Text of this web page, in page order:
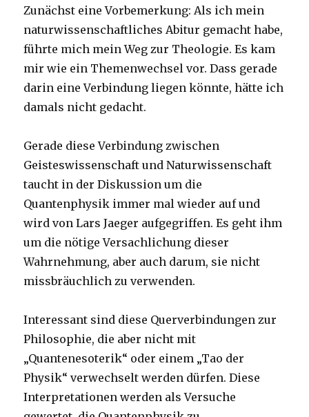
Zunächst eine Vorbemerkung: Als ich mein
naturwissenschaftliches Abitur gemacht habe,
führte mich mein Weg zur Theologie. Es kam
mir wie ein Themenwechsel vor. Dass gerade
darin eine Verbindung liegen könnte, hätte ich
damals nicht gedacht.
Gerade diese Verbindung zwischen
Geisteswissenschaft und Naturwissenschaft
taucht in der Diskussion um die
Quantenphysik immer mal wieder auf und
wird von Lars Jaeger aufgegriffen. Es geht ihm
um die nötige Versachlichung dieser
Wahrnehmung, aber auch darum, sie nicht
missbräuchlich zu verwenden.
Interessant sind diese Querverbindungen zur
Philosophie, die aber nicht mit
„Quantenesoterik“ oder einem „Tao der
Physik“ verwechselt werden dürfen. Diese
Interpretationen werden als Versuche